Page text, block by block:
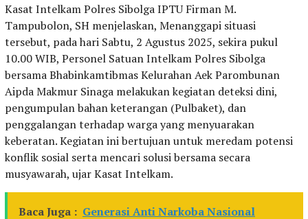
Kasat Intelkam Polres Sibolga IPTU Firman M.
Tampubolon, SH menjelaskan, Menanggapi situasi
tersebut, pada hari Sabtu, 2 Agustus 2025, sekira pukul
10.00 WIB, Personel Satuan Intelkam Polres Sibolga
bersama Bhabinkamtibmas Kelurahan Aek Parombunan
Aipda Makmur Sinaga melakukan kegiatan deteksi dini,
pengumpulan bahan keterangan (Pulbaket), dan
penggalangan terhadap warga yang menyuarakan
keberatan. Kegiatan ini bertujuan untuk meredam potensi
konflik sosial serta mencari solusi bersama secara
musyawarah, ujar Kasat Intelkam.
Baca Juga : Generasi Anti Narkoba Nasional